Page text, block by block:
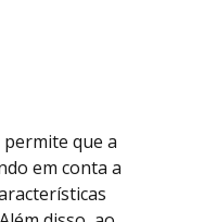
que a
em conta a